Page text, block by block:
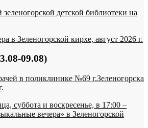
детской библиотеки на
в Зеленогорской кирхе, август 2026 г.
09.08)
в поликлинике №69 г.Зеленогорска
суббота и воскресенье, в 17:00 –
вечера» в Зеленогорской